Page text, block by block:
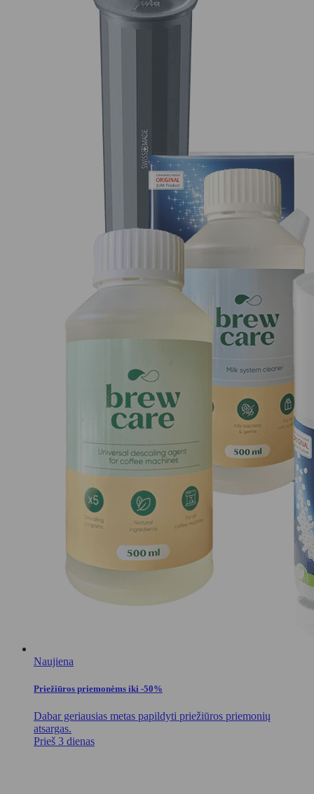
Naujiena
Priežiūros priemonėms iki -50%
Dabar geriausias metas papildyti priežiūros priemonių
atsargas.
Prieš 3 dienas